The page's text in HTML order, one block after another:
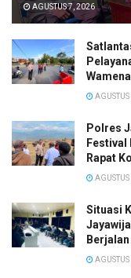
AGUSTUS 7, 2026
Polres
Festival
Rapat
Situasi